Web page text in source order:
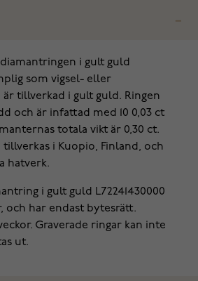
i gult guld
som vigsel- eller
tillverkad i gult guld. Ringen
och är infattad med 10 0,03 ct
totala vikt är 0,30 ct.
tillverkas i Kuopio, Finland, och
hatverk.
i gult guld L72241430000
och har endast bytesrätt.
Graverade ringar kan inte
ut.